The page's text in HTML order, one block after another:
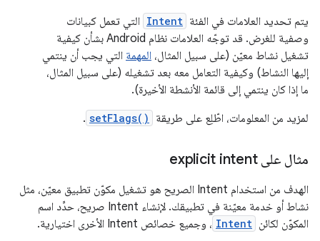
يتم تحديد العلامات في الفئة Intent التي تعمل كبيانات
وصفية للغرض. قد توجّه العلامات نظام Android بشأن كيفية
تشغيل نشاط معيّن (على سبيل المثال، المهمة التي يجب أن ينتمي
إليها النشاط) وكيفية التعامل معه بعد تشغيله (على سبيل المثال،
ما إذا كان ينتمي إلى قائمة الأنشطة الأخيرة).
لمزيد من المعلومات، اطّلِع على طريقة
setFlags()
.
مثال على explicit intent
الهدف من استخدام Intent الصريح هو تشغيل مكوّن تطبيق معيّن، مثل
نشاط أو خدمة معيّنة في تطبيقك. لإنشاء Intent صريح، حدِّد اسم
المكوّن لكائن Intent ، وجميع خصائص Intent الأخرى اختيارية.